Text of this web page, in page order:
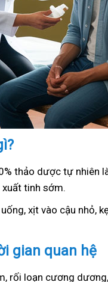
thảo dược tự nhiên
tinh sớm.
xịt vào cậu nhỏ,
gian quan hệ
rối loạn cương